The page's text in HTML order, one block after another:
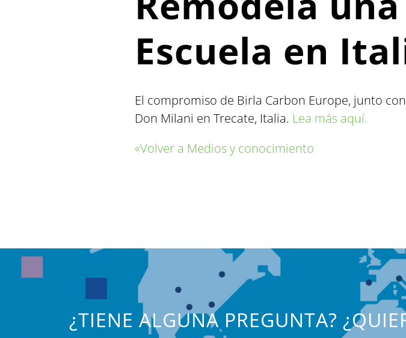
Escuela en
El compromiso de Birla Carbon Europe, junto
Don Milani en Trecate, Italia. Lea más aquí.
«Volver a Medios y conocimiento
¿TIENE ALGUNA PREGUNTA?